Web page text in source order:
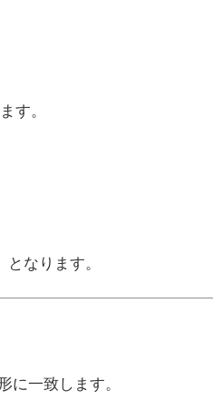
す。
なります。
に一致します。